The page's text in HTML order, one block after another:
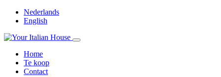
Nederlands
English
Home
Te koop
Contact